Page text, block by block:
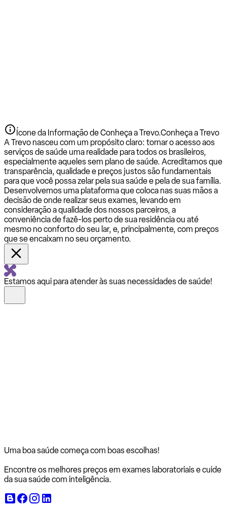
Ícone da Informação de Conheça a Trevo.Conheça a Trevo
A Trevo nasceu com um propósito claro: tornar o acesso aos
serviços de saúde uma realidade para todos os brasileiros,
especialmente aqueles sem plano de saúde. Acreditamos que
transparência, qualidade e preços justos são fundamentais
para que você possa zelar pela sua saúde e pela de sua família.
Desenvolvemos uma plataforma que coloca nas suas mãos a
decisão de onde realizar seus exames, levando em
consideração a qualidade dos nossos parceiros, a
conveniência de fazê-los perto de sua residência ou até
mesmo no conforto do seu lar, e, principalmente, com preços
que se encaixam no seu orçamento.
Estamos aqui para atender às suas necessidades de saúde!
Uma boa saúde começa com boas escolhas!
Encontre os melhores preços em exames laboratoriais e cuide
da sua saúde com inteligência.